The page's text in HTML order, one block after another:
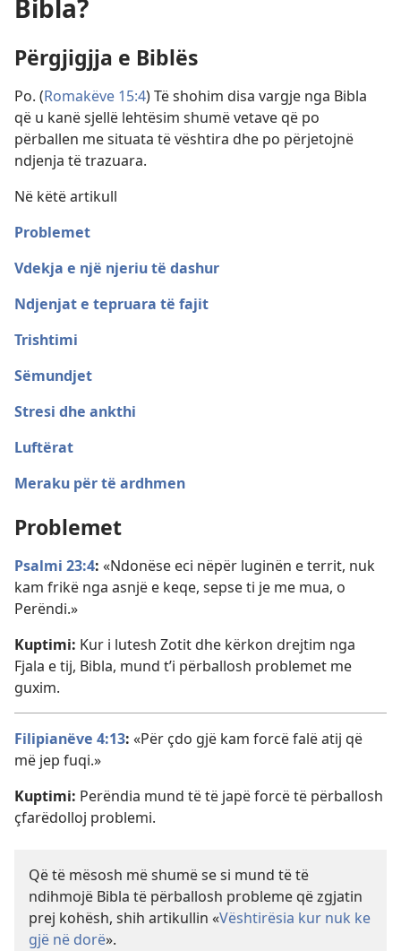
Bibla?
Përgjigjja e Biblës
Po. (Romakëve 15:4) Të shohim disa vargje nga Bibla
që u kanë sjellë lehtësim shumë vetave që po
përballen me situata të vështira dhe po përjetojnë
ndjenja të trazuara.
Në këtë artikull
Problemet
Vdekja e një njeriu të dashur
Ndjenjat e tepruara të fajit
Trishtimi
Sëmundjet
Stresi dhe ankthi
Luftërat
Meraku për të ardhmen
Problemet
Psalmi 23:4: «Ndonëse eci nëpër luginën e territ, nuk
kam frikë nga asnjë e keqe, sepse ti je me mua, o
Perëndi.»
Kuptimi: Kur i lutesh Zotit dhe kërkon drejtim nga
Fjala e tij, Bibla, mund t’i përballosh problemet me
guxim.
Filipianëve 4:13: «Për çdo gjë kam forcë falë atij që
më jep fuqi.»
Kuptimi: Perëndia mund të të japë forcë të përballosh
çfarëdolloj problemi.
Që të mësosh më shumë se si mund të të
ndihmojë Bibla të përballosh probleme që zgjatin
prej kohësh, shih artikullin «Vështirësia kur nuk ke
gjë në dorë».